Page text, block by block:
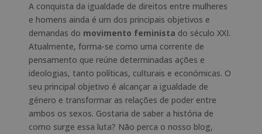
A conquista da igualdade de direitos entre mulheres
e homens ainda é um dos principais objetivos e
demandas do movimento feminista do século XXI.
Atualmente, forma-se como uma corrente de
pensamento que reúne determinadas ações e
ideologias, tanto políticas, culturais e económicas. O
seu principal objetivo é alcançar a igualdade de
género e transformar as relações de poder entre
ambos os sexos. Gostaria de saber a história de
como surge essa luta? Não perca o nosso blog,